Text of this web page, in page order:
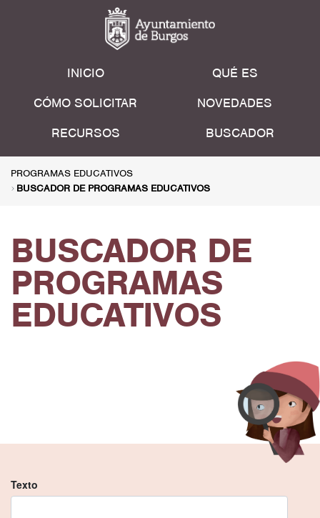
INICIO
QUÉ ES
CÓMO SOLICITAR
NOVEDADES
RECURSOS
BUSCADOR
PROGRAMAS EDUCATIVOS
BUSCADOR DE PROGRAMAS EDUCATIVOS
BUSCADOR DE
PROGRAMAS
EDUCATIVOS
Texto